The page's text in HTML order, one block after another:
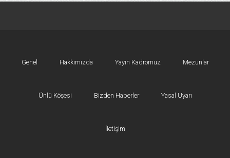
Genel Hakkımızda Yayın Kadromuz Mezunlar
Ünlü Köşesi Bizden Haberler Yasal Uyarı
İletişim